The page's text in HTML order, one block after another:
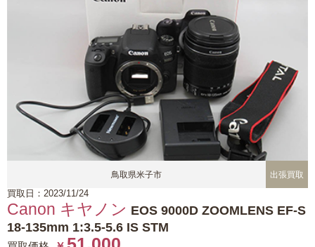
鳥取県米子市 出張買取
買取日：2023/11/24
Canon キヤノン EOS 9000D ZOOMLENS EF-S
18-135mm 1:3.5-5.6 IS STM